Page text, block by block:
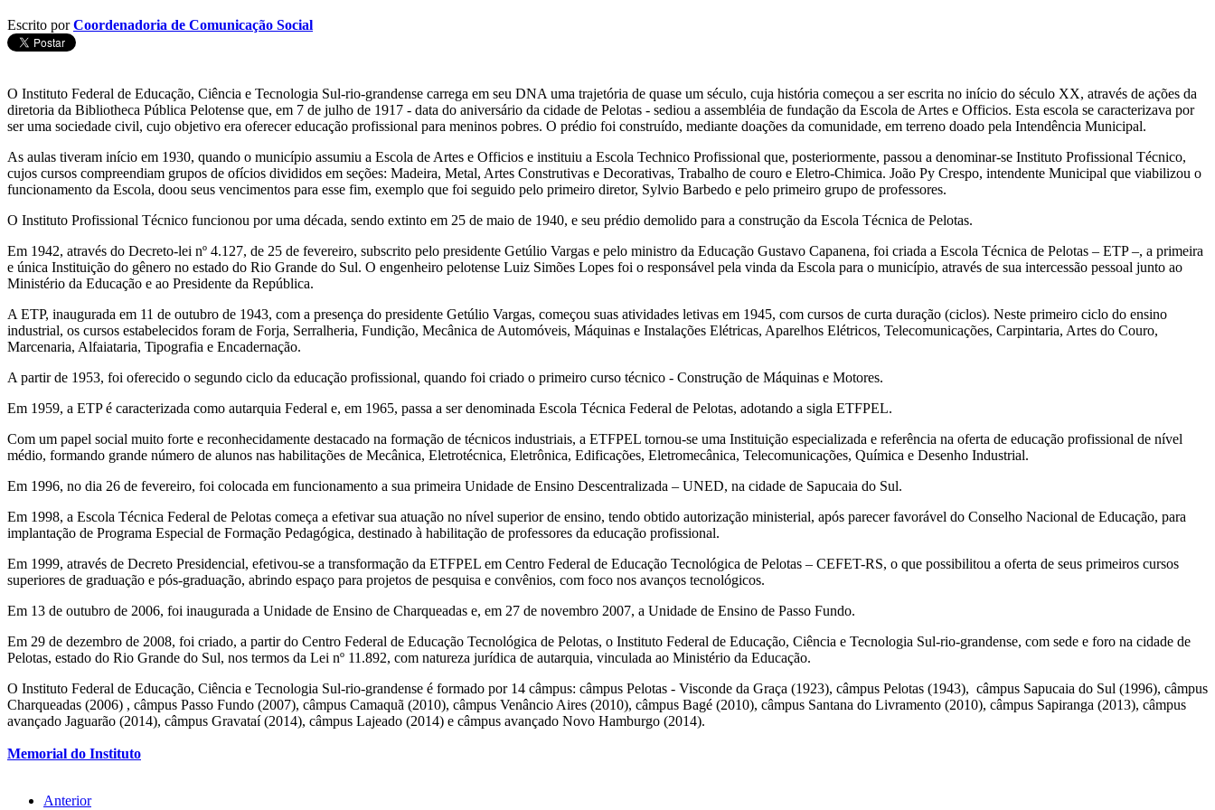
Escrito porCoordenadoria de Comunicação Social
O Instituto Federal de Educação, Ciência e Tecnologia Sul-rio-grandense carrega em seu DNA uma trajetória de quase um século, cuja história começou a ser escrita no início do século XX, através de ações da
diretoria da Bibliotheca Pública Pelotense que, em 7 de julho de 1917 - data do aniversário da cidade de Pelotas - sediou a assembléia de fundação da Escola de Artes e Officios. Esta escola se caracterizava por
ser uma sociedade civil, cujo objetivo era oferecer educação profissional para meninos pobres. O prédio foi construído, mediante doações da comunidade, em terreno doado pela Intendência Municipal.
As aulas tiveram início em 1930, quando o município assumiu a Escola de Artes e Officios e instituiu a Escola Technico Profissional que, posteriormente, passou a denominar-se Instituto Profissional Técnico,
cujos cursos compreendiam grupos de ofícios divididos em seções: Madeira, Metal, Artes Construtivas e Decorativas, Trabalho de couro e Eletro-Chimica. João Py Crespo, intendente Municipal que viabilizou o
funcionamento da Escola, doou seus vencimentos para esse fim, exemplo que foi seguido pelo primeiro diretor, Sylvio Barbedo e pelo primeiro grupo de professores.
O Instituto Profissional Técnico funcionou por uma década, sendo extinto em 25 de maio de 1940, e seu prédio demolido para a construção da Escola Técnica de Pelotas.
Em 1942, através do Decreto-lei nº 4.127, de 25 de fevereiro, subscrito pelo presidente Getúlio Vargas e pelo ministro da Educação Gustavo Capanena, foi criada a Escola Técnica de Pelotas – ETP –, a primeira
e única Instituição do gênero no estado do Rio Grande do Sul. O engenheiro pelotense Luiz Simões Lopes foi o responsável pela vinda da Escola para o município, através de sua intercessão pessoal junto ao
Ministério da Educação e ao Presidente da República.
A ETP, inaugurada em 11 de outubro de 1943, com a presença do presidente Getúlio Vargas, começou suas atividades letivas em 1945, com cursos de curta duração (ciclos). Neste primeiro ciclo do ensino
industrial, os cursos estabelecidos foram de Forja, Serralheria, Fundição, Mecânica de Automóveis, Máquinas e Instalações Elétricas, Aparelhos Elétricos, Telecomunicações, Carpintaria, Artes do Couro,
Marcenaria, Alfaiataria, Tipografia e Encadernação.
A partir de 1953, foi oferecido o segundo ciclo da educação profissional, quando foi criado o primeiro curso técnico - Construção de Máquinas e Motores.
Em 1959, a ETP é caracterizada como autarquia Federal e, em 1965, passa a ser denominada Escola Técnica Federal de Pelotas, adotando a sigla ETFPEL.
Com um papel social muito forte e reconhecidamente destacado na formação de técnicos industriais, a ETFPEL tornou-se uma Instituição especializada e referência na oferta de educação profissional de nível
médio, formando grande número de alunos nas habilitações de Mecânica, Eletrotécnica, Eletrônica, Edificações, Eletromecânica, Telecomunicações, Química e Desenho Industrial.
Em 1996, no dia 26 de fevereiro, foi colocada em funcionamento a sua primeira Unidade de Ensino Descentralizada – UNED, na cidade de Sapucaia do Sul.
Em 1998, a Escola Técnica Federal de Pelotas começa a efetivar sua atuação no nível superior de ensino, tendo obtido autorização ministerial, após parecer favorável do Conselho Nacional de Educação, para
implantação de Programa Especial de Formação Pedagógica, destinado à habilitação de professores da educação profissional.
Em 1999, através de Decreto Presidencial, efetivou-se a transformação da ETFPEL em Centro Federal de Educação Tecnológica de Pelotas – CEFET-RS, o que possibilitou a oferta de seus primeiros cursos
superiores de graduação e pós-graduação, abrindo espaço para projetos de pesquisa e convênios, com foco nos avanços tecnológicos.
Em 13 de outubro de 2006, foi inaugurada a Unidade de Ensino de Charqueadas e, em 27 de novembro 2007, a Unidade de Ensino de Passo Fundo.
Em 29 de dezembro de 2008, foi criado, a partir do Centro Federal de Educação Tecnológica de Pelotas, o Instituto Federal de Educação, Ciência e Tecnologia Sul-rio-grandense, com sede e foro na cidade de
Pelotas, estado do Rio Grande do Sul, nos termos da Lei nº 11.892, com natureza jurídica de autarquia, vinculada ao Ministério da Educação.
O Instituto Federal de Educação, Ciência e Tecnologia Sul-rio-grandense é formado por 14 câmpus: câmpus Pelotas - Visconde da Graça (1923), câmpus Pelotas (1943), câmpus Sapucaia do Sul (1996), câmpus
Charqueadas (2006) , câmpus Passo Fundo (2007), câmpus Camaquã (2010), câmpus Venâncio Aires (2010), câmpus Bagé (2010), câmpus Santana do Livramento (2010), câmpus Sapiranga (2013), câmpus
avançado Jaguarão (2014), câmpus Gravataí (2014), câmpus Lajeado (2014) e câmpus avançado Novo Hamburgo (2014).
Memorial do Instituto
Anterior